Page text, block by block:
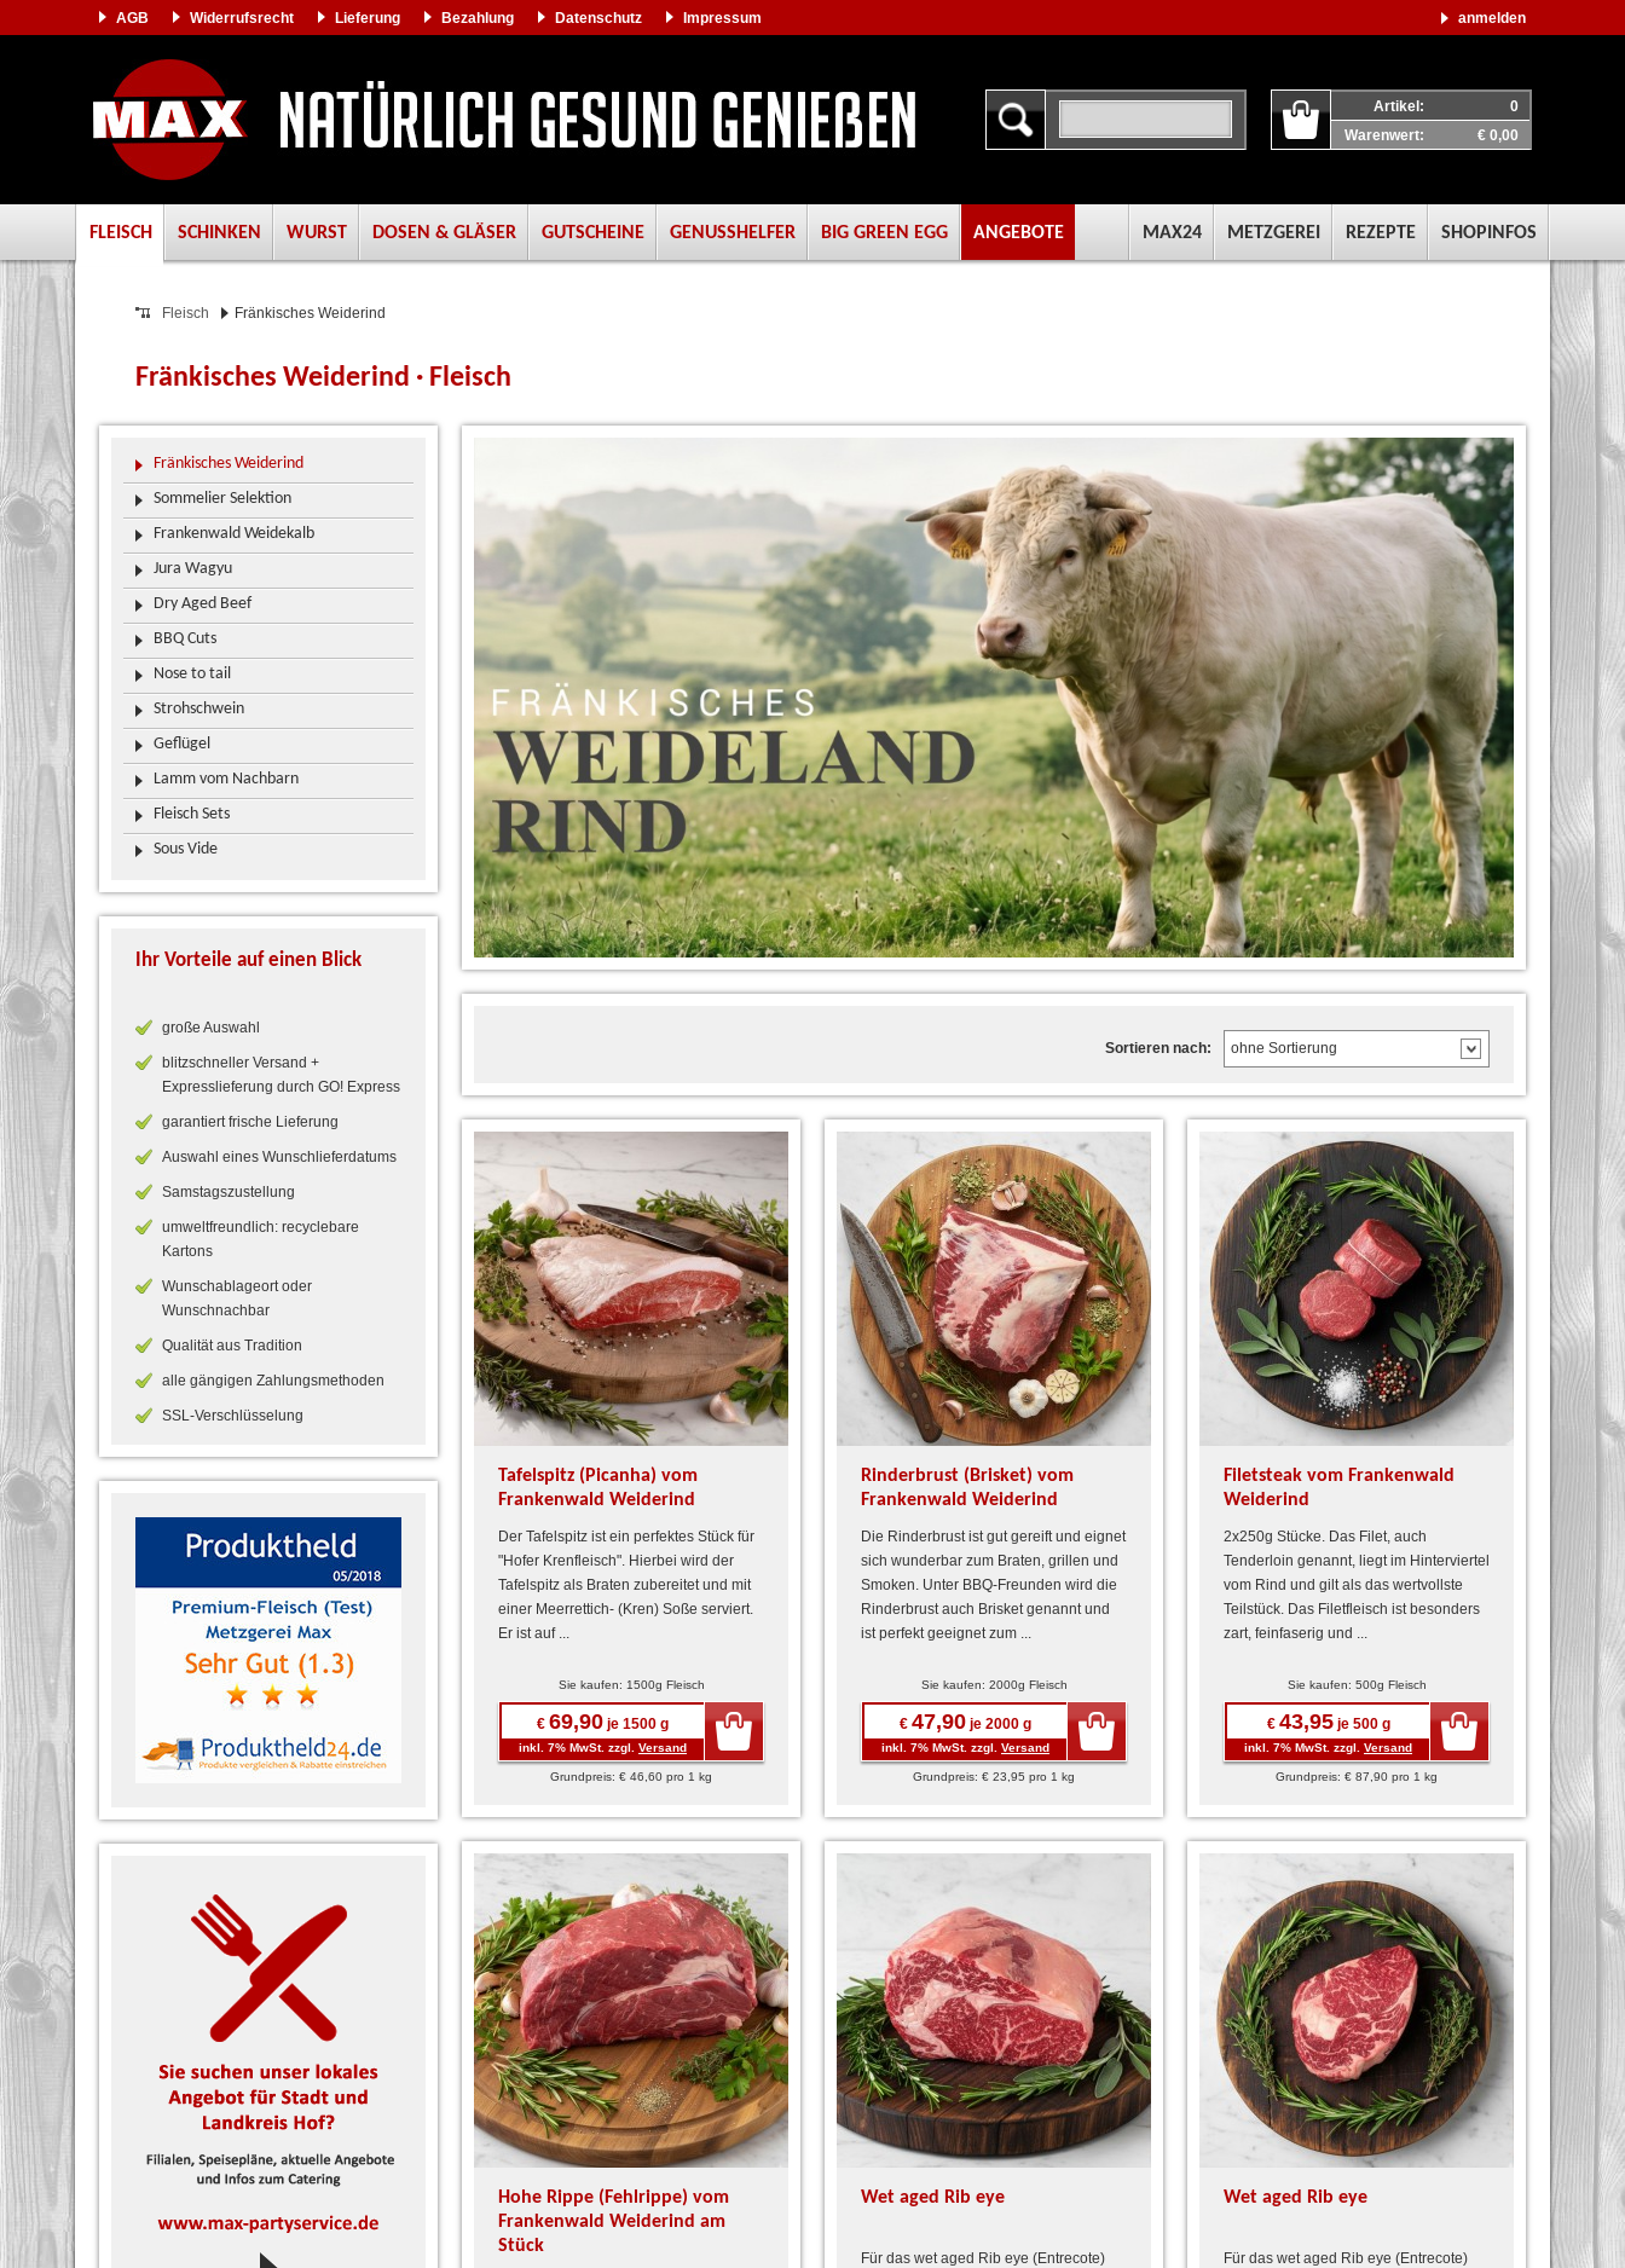
AGB Widerrufsrecht Lieferung Bezahlung Datenschutz Impressum anmelden
Artikel:
0
Warenwert:
€ 0,00
FLEISCH SCHINKEN WURST DOSEN & GLÄSER GUTSCHEINE GENUSSHELFER BIG GREEN EGG ANGEBOTE MAX24 METZGEREI REZEPTE SHOPINFOS
Fleisch Fränkisches Weiderind
Fränkisches Weiderind · Fleisch
Sortieren nach:
Tafelspitz (Picanha) vom
Frankenwald Weiderind
Der Tafelspitz ist ein perfektes Stück für
"Hofer Krenfleisch". Hierbei wird der
Tafelspitz als Braten zubereitet und mit
einer Meerrettich- (Kren) Soße serviert.
Er ist auf ...
Sie kaufen: 1500g Fleisch
€ 69,90 je 1500 g
inkl. 7% MwSt. zzgl. Versand
Grundpreis: € 46,60 pro 1 kg
Rinderbrust (Brisket) vom
Frankenwald Weiderind
Die Rinderbrust ist gut gereift und eignet
sich wunderbar zum Braten, grillen und
Smoken. Unter BBQ-Freunden wird die
Rinderbrust auch Brisket genannt und
ist perfekt geeignet zum ...
Sie kaufen: 2000g Fleisch
€ 47,90 je 2000 g
inkl. 7% MwSt. zzgl. Versand
Grundpreis: € 23,95 pro 1 kg
Filetsteak vom Frankenwald
Weiderind
2x250g Stücke. Das Filet, auch
Tenderloin genannt, liegt im Hinterviertel
vom Rind und gilt als das wertvollste
Teilstück. Das Filetfleisch ist besonders
zart, feinfaserig und ...
Sie kaufen: 500g Fleisch
€ 43,95je 500 g
inkl. 7% MwSt. zzgl. Versand
Grundpreis: € 87,90 pro 1 kg
Hohe Rippe (Fehlrippe) vom
Frankenwald Weiderind am
Stück
Wet aged Rib eye
Für das wet aged Rib eye (Entrecote)
Wet aged Rib eye
Für das wet aged Rib eye (Entrecote)
Fränkisches Weiderind
Sommelier Selektion
Frankenwald Weidekalb
Jura Wagyu
Dry Aged Beef
BBQ Cuts
Nose to tail
Strohschwein
Geflügel
Lamm vom Nachbarn
Fleisch Sets
Sous Vide
Ihr Vorteile auf einen Blick
große Auswahl
blitzschneller Versand +
Expresslieferung durch GO! Express
garantiert frische Lieferung
Auswahl eines Wunschlieferdatums
Samstagszustellung
umweltfreundlich: recyclebare
Kartons
Wunschablageort oder
Wunschnachbar
Qualität aus Tradition
alle gängigen Zahlungsmethoden
SSL-Verschlüsselung